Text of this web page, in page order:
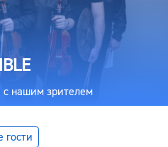
нашим зрителем
гости